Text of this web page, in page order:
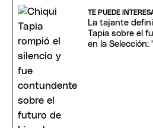
TE PUEDE
La tajante
Tapia sobre el
en la Selección: